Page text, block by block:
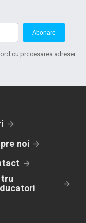
Abonare
cu procesarea adresei
noi